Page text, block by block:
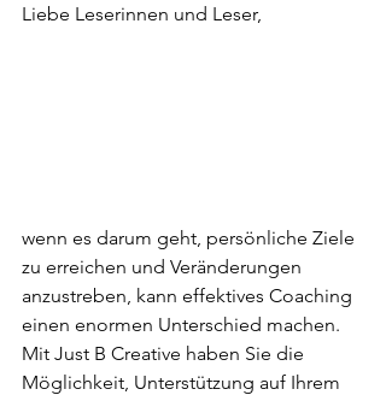
Liebe Leserinnen und Leser,
wenn es darum geht, persönliche Ziele
zu erreichen und Veränderungen
anzustreben, kann effektives Coaching
einen enormen Unterschied machen.
Mit Just B Creative haben Sie die
Möglichkeit, Unterstützung auf Ihrem